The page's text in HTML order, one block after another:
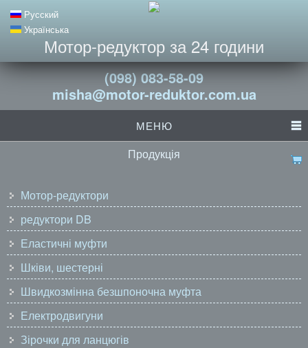
Русский
Українська
Мотор-редуктор за 24 години
(098) 083-58-09
misha@motor-reduktor.com.ua
МЕНЮ
Продукція
Мотор-редуктори
редуктори DB
Еластичні муфти
Шківи, шестерні
Швидкозмінна безшпоночна муфта
Електродвигуни
Зірочки для ланцюгів